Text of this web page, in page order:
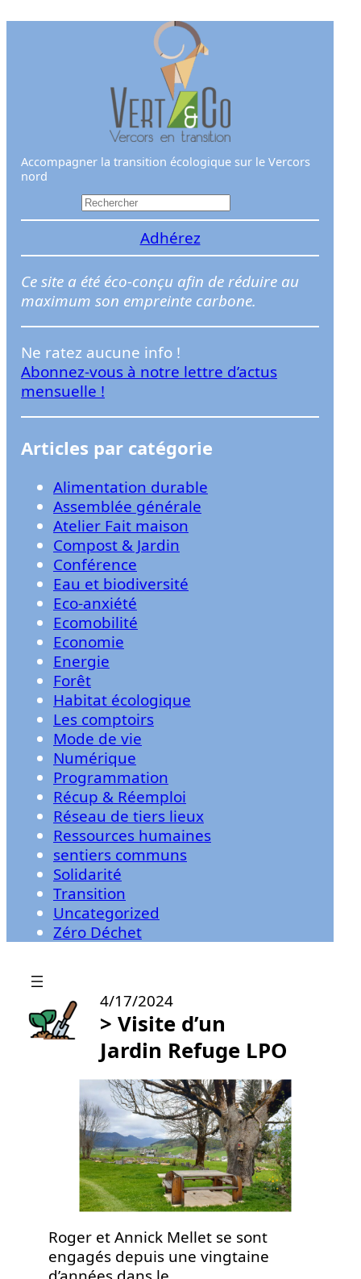
Accompagner la transition écologique sur le Vercors
nord
e
h
e
r
e
r
Adhérez
Ce site a été éco-conçu afin de réduire au
maximum son empreinte carbone.
Ne ratez aucune info !
Abonnez-vous à notre lettre d’actus
mensuelle !
Articles par catégorie
Alimentation durable
Assemblée générale
Atelier Fait maison
Compost & Jardin
Conférence
Eau et biodiversité
Eco-anxiété
Ecomobilité
Economie
Energie
Forêt
Habitat écologique
Les comptoirs
Mode de vie
Numérique
Programmation
Récup & Réemploi
Réseau de tiers lieux
Ressources humaines
sentiers communs
Solidarité
Transition
Uncategorized
Zéro Déchet
4/17/2024
> Visite d’un
Jardin Refuge LPO
Roger et Annick Mellet se sont
engagés depuis une vingtaine